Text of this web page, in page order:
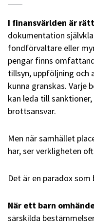
I finansvärlden är
dokumentation
fondförvaltare eller
pengar finns
tillsyn, uppföljning och
kunna granskas. Varje
kan leda till
brottsansvar.
Men när samhället
har, ser verkligheten
Det är en paradox
När ett barn
särskilda